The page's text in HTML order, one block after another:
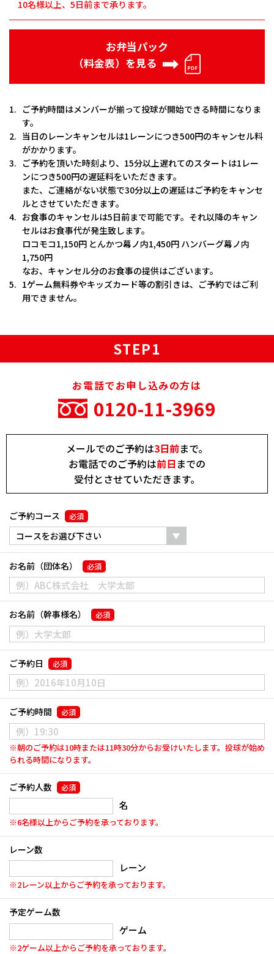
10名様以上、5日前まで承ります。
お弁当パック
（料金表）を見る
1. ご予約時間はメンバーが揃って投球が開始できる時間になりま
す。
2. 当日のレーンキャンセルは1レーンにつき500円のキャンセル料
がかかります。
3. ご予約を頂いた時刻より、15分以上遅れてのスタートは1レー
ンにつき500円の遅延料をいただきます。
また、ご連絡がない状態で30分以上の遅延はご予約をキャンセ
ルとさせていただきます。
4. お食事のキャンセルは5日前まで可能です。それ以降のキャン
セルはお食事代が発生致します。
ロコモコ1,150円 とんかつ幕ノ内1,450円 ハンバーグ幕ノ内
1,750円
なお、キャンセル分のお食事の提供はございます。
5. 1ゲーム無料券やキッズカード等の割引きは、ご予約ではご利
用できません。
STEP1
お電話でお申し込みの方は
0120-11-3969
メールでのご予約は3日前まで。
お電話でのご予約は前日 までの
受付とさせていただきます。
ご予約コース 必須
お名前（団体名） 必須
お名前（幹事様名） 必須
ご予約日 必須
ご予約時間 必須
※朝のご予約は10時または11時30分からお受けいたします。投球が始め
られる時間になります。
ご予約人数 必須
名
※6名様以上からご予約を承っております。
レーン数
レーン
※2レーン以上からご予約を承っております。
予定ゲーム数
ゲーム
※2ゲーム以上からご予約を承っております。